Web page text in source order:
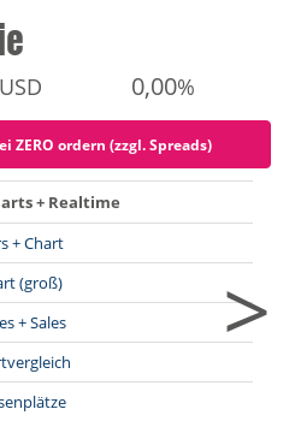
USD 0,00%
ZERO ordern (zzgl. Spreads)
+ Realtime
+ Chart
(groß)
+ Sales
>